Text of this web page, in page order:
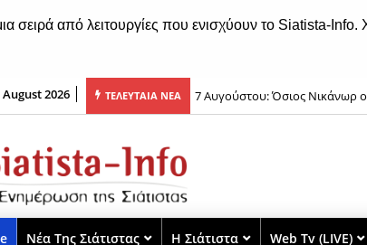
σειρά από λειτουργίες που ενισχύουν το Siatista-
2026 ΤΕΛΕΥΤΑΙΑ ΝΕΑ 7 Αυγούστου: Όσιος Nικάνωρ
Νέα Της Σιάτιστας Η Σιάτιστα Web Tv (LIVE)